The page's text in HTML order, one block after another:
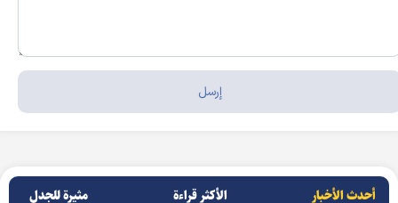
أحدث الأخبار الأکثر قراءة مثيرة للجدل